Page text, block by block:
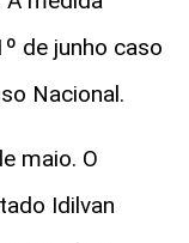
de junho caso
Nacional.
maio. O
Idilvan